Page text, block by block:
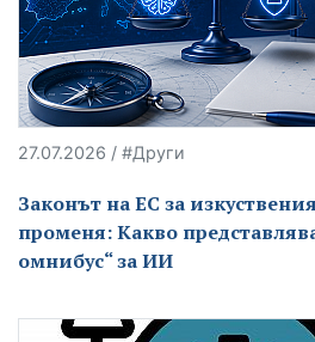
27.07.2026 / #Други
Законът на ЕС за
променя: Какво
омнибус“ за ИИ